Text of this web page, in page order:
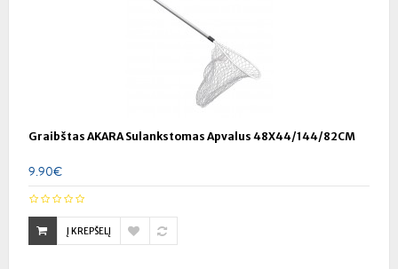
Graibštas AKARA Sulankstomas Apvalus 48X44/144/82CM
9.90€
Į KREPŠELĮ